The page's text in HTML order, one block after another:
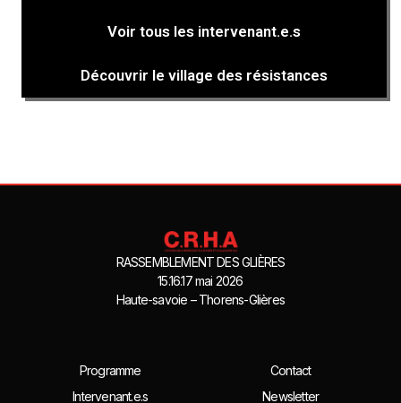
Voir tous les intervenant.e.s
Découvrir le village des résistances
RASSEMBLEMENT DES GLIÈRES
15.16.17 mai 2026
Haute-savoie – Thorens-Glières
Programme
Intervenant.e.s
Contact
Newsletter